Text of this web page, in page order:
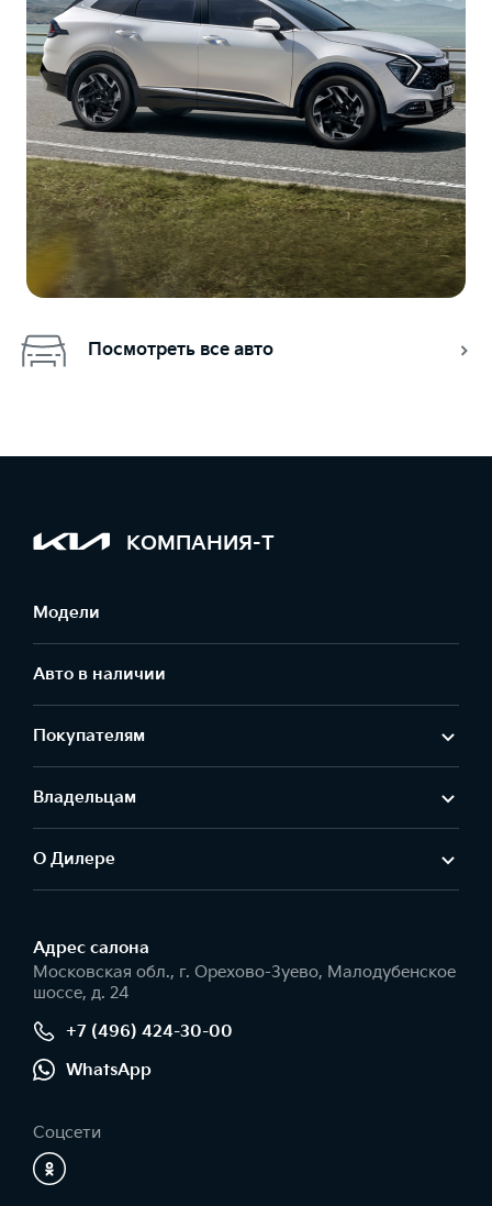
Посмотреть все авто
КОМПАНИЯ-Т
Модели
Авто в наличии
Покупателям
Владельцам
О Дилере
Адрес салонa
Московская обл., г. Орехово-Зуево, Малодубенское
шоссе, д. 24
+7 (496) 424-30-00
WhatsApp
Соцсети